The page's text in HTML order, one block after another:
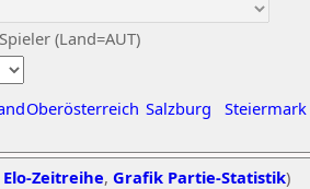
(Land=AUT)
Oberösterreich Salzburg Steiermark
Zeitreihe, Grafik Partie-Statistik)